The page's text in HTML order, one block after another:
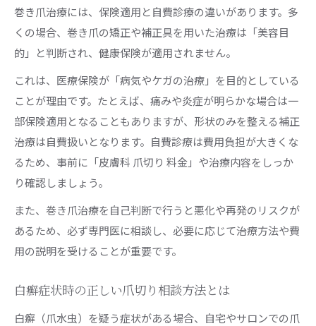
巻き爪治療には、保険適用と自費診療の違いがあります。多
くの場合、巻き爪の矯正や補正具を用いた治療は「美容目
的」と判断され、健康保険が適用されません。
これは、医療保険が「病気やケガの治療」を目的としている
ことが理由です。たとえば、痛みや炎症が明らかな場合は一
部保険適用となることもありますが、形状のみを整える補正
治療は自費扱いとなります。自費診療は費用負担が大きくな
るため、事前に「皮膚科 爪切り 料金」や治療内容をしっか
り確認しましょう。
また、巻き爪治療を自己判断で行うと悪化や再発のリスクが
あるため、必ず専門医に相談し、必要に応じて治療方法や費
用の説明を受けることが重要です。
白癬症状時の正しい爪切り相談方法とは
白癬（爪水虫）を疑う症状がある場合、自宅やサロンでの爪